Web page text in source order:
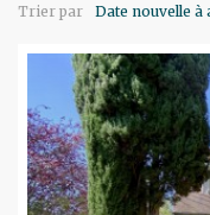
Trier par Date nouvelle à